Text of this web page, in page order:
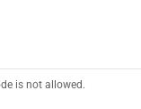
is not allowed.